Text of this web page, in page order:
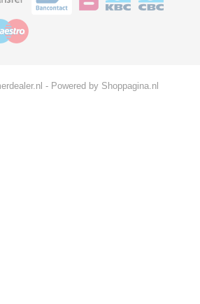
- Powered by Shoppagina.nl